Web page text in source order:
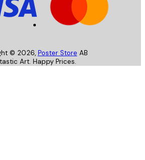
© 2026, Poster Store AB
Art. Happy Prices.